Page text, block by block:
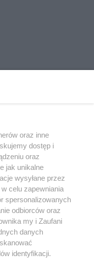
być powielany i
w jakikolwiek sposób (w
jakimkolwiek polu
z umieszczaniem w Internecie
użycie lub
z naruszeniem prawa, tzn.
kary i może być ścigane
oraz inne
dostęp i
oraz
jak unikalne
wysyłane przez
celu zapewniania
spersonalizowanych
odbiorców oraz
my i Zaufani
danych
identyfikacji.